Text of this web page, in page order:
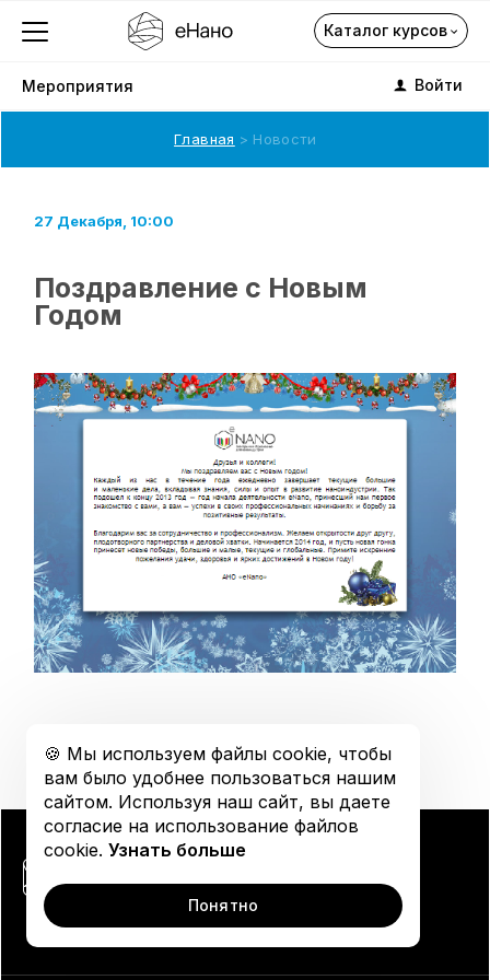
Каталог курсов
Мероприятия Войти
Каталог курсов
О компании
Каталог
Открытая коллекция
График обучения
Главная Новости
27 Декабря, 10:00
Поздравление с Новым
Годом
🍪 Мы используем файлы cookie, чтобы
вам было удобнее пользоваться нашим
сайтом. Используя наш сайт, вы даете
согласие на использование файлов
cookie. Узнать больше
Понятно